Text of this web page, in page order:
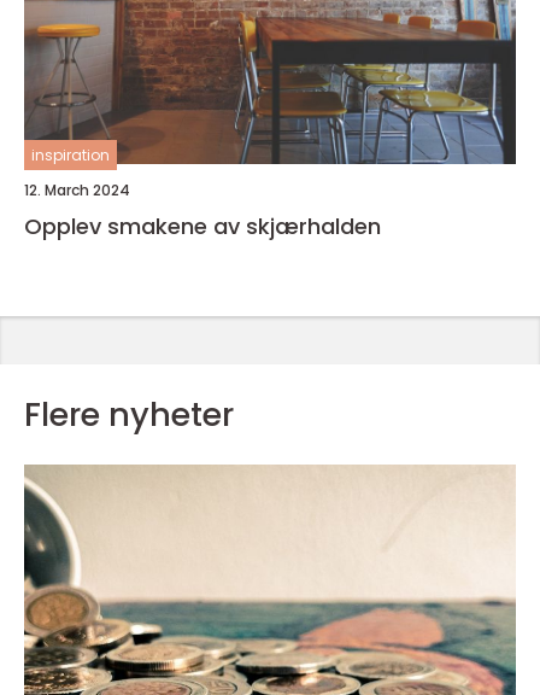
inspiration
12. March 2024
Opplev smakene av skjærhalden
Flere nyheter